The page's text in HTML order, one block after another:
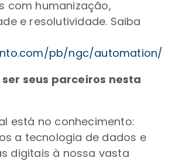
com humanização,
e resolutividade. Saiba
pb/ngc/automation/
seus parceiros nesta
está no conhecimento:
a tecnologia de dados e
digitais à nossa vasta